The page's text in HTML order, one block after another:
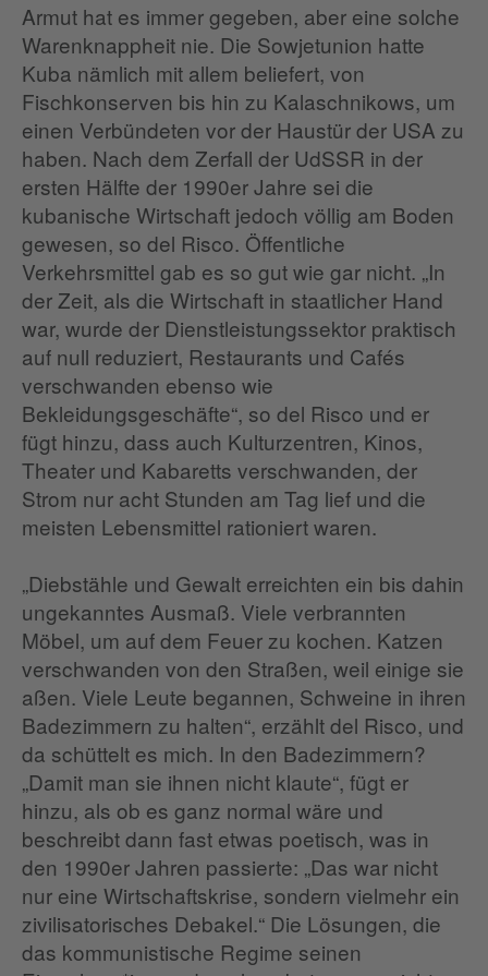
Armut hat es immer gegeben, aber eine solche
Warenknappheit nie. Die Sowjetunion hatte
Kuba nämlich mit allem beliefert, von
Fischkonserven bis hin zu Kalaschnikows, um
einen Verbündeten vor der Haustür der USA zu
haben. Nach dem Zerfall der UdSSR in der
ersten Hälfte der 1990er Jahre sei die
kubanische Wirtschaft jedoch völlig am Boden
gewesen, so del Risco. Öffentliche
Verkehrsmittel gab es so gut wie gar nicht. „In
der Zeit, als die Wirtschaft in staatlicher Hand
war, wurde der Dienstleistungssektor praktisch
auf null reduziert, Restaurants und Cafés
verschwanden ebenso wie
Bekleidungsgeschäfte“, so del Risco und er
fügt hinzu, dass auch Kulturzentren, Kinos,
Theater und Kabaretts verschwanden, der
Strom nur acht Stunden am Tag lief und die
meisten Lebensmittel rationiert waren.
„Diebstähle und Gewalt erreichten ein bis dahin
ungekanntes Ausmaß. Viele verbrannten
Möbel, um auf dem Feuer zu kochen. Katzen
verschwanden von den Straßen, weil einige sie
aßen. Viele Leute begannen, Schweine in ihren
Badezimmern zu halten“, erzählt del Risco, und
da schüttelt es mich. In den Badezimmern?
„Damit man sie ihnen nicht klaute“, fügt er
hinzu, als ob es ganz normal wäre und
beschreibt dann fast etwas poetisch, was in
den 1990er Jahren passierte: „Das war nicht
nur eine Wirtschaftskrise, sondern vielmehr ein
zivilisatorisches Debakel.“ Die Lösungen, die
das kommunistische Regime seinen